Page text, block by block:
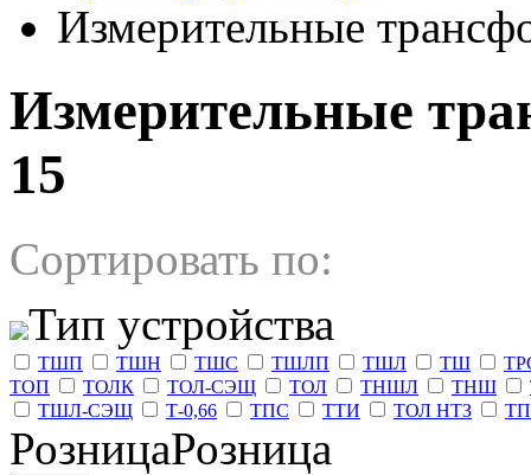
Измерительные
Измерительные
15
Сортировать по:
Тип устройства
ТШП ТШН ТШС ТШЛП ТШЛ ТШ
ТОП
ТОЛК ТОЛ-СЭЩ ТОЛ ТНШЛ ТНШ
ТШЛ-СЭЩ
Т-0,66 ТПС ТТИ ТОЛ НТЗ
РозницаРозница